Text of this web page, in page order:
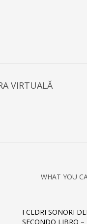
VIRTUALĂ
WHAT YOU
I CEDRI SONORI
SECONDO LIBRO